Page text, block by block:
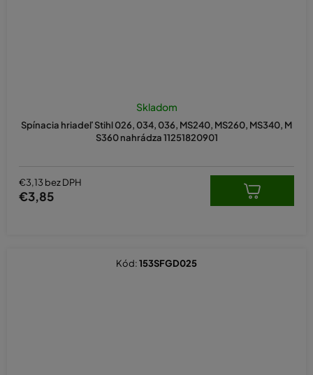
Spínacia hriadeľ Stihl 026, 034, 036, MS240, MS260, MS340, M
S360 nahrádza 11251820901
Skladom
€3,13 bez DPH
€3,85
Kód:153SFGD025